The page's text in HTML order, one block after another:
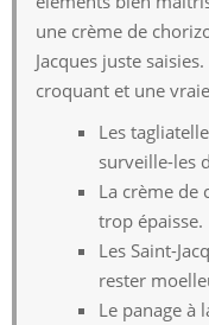
une crème de
Jacques juste
croquant et une
Les
surveille-les
La crème de
trop épaisse.
Les Saint-
rester
Le panage à